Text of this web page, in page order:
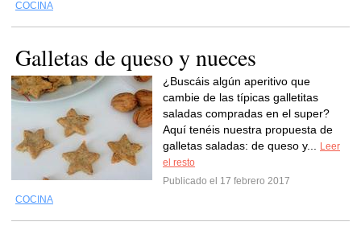
COCINA
Galletas de queso y nueces
¿Buscáis algún aperitivo que
cambie de las típicas galletitas
saladas compradas en el super?
Aquí tenéis nuestra propuesta de
galletas saladas: de queso y...
Leer
el resto
Publicado el 17 febrero 2017
COCINA